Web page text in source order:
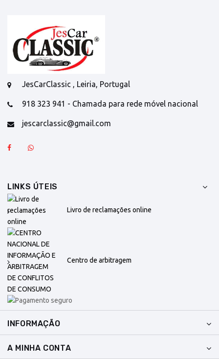
JesCarClassic , Leiria, Portugal
918 323 941 - Chamada para rede móvel nacional
jescarclassic@gmail.com
LINKS ÚTEIS
Livro de reclamações online
Centro de arbitragem
INFORMAÇÃO
A MINHA CONTA